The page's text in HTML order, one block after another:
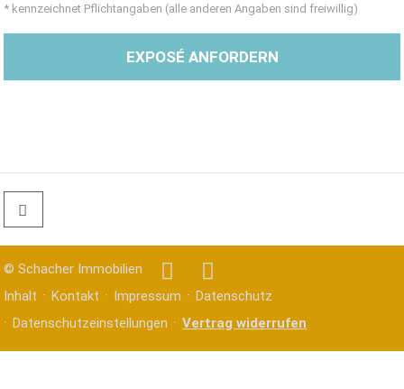
* kennzeichnet Pflichtangaben (alle anderen Angaben sind freiwillig)
EXPOSÉ ANFORDERN
©Schacher Immobilien
Inhalt
Kontakt Impressum
Datenschutz
Datenschutzeinstellungen
Vertrag widerrufen